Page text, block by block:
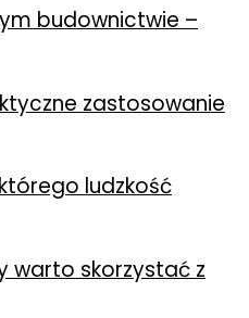
budownictwie –
zastosowanie
ludzkość
warto skorzystać z